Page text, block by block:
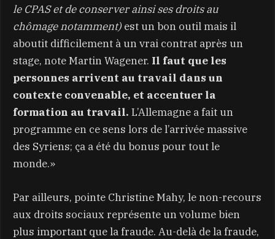
le CPAS et de conserver ainsi ses droits au
chômage notamment) est un bon outil mais il
aboutit difficilement à un vrai contrat après un
stage, note Martin Wagener. Il faut que les
personnes arrivent au travail dans un
contexte convenable, et accentuer la
formation au travail. L’Allemagne a fait un
programme en ce sens lors de l’arrivée massive
des Syriens; ça a été du bonus pour tout le
monde.»
Par ailleurs, pointe Christine Mahy, le non-recours
aux droits sociaux représente un volume bien
plus important que la fraude. Au-delà de la fraude,